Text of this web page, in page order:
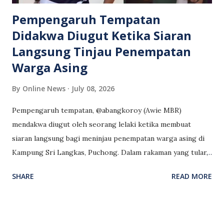
Norizah Riduan sel...
Pempengaruh Tempatan
Didakwa Diugut Ketika Siaran
Langsung Tinjau Penempatan
Warga Asing
By Online News July 08, 2026
Pempengaruh tempatan, @abangkoroy (Awie MBR)
mendakwa diugut oleh seorang lelaki ketika membuat
siaran langsung bagi meninjau penempatan warga asing di
Kampung Sri Langkas, Puchong. Dalam rakaman yang tular,
ugutan, antaranya: "Aku tak heran kau nak viral muka aku.
SHARE READ MORE